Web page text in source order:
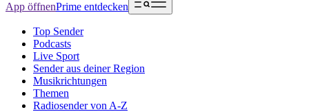
App öffnenPrime entdecken
Top Sender
Podcasts
Live Sport
Sender aus deiner Region
Musikrichtungen
Themen
Radiosender von A-Z